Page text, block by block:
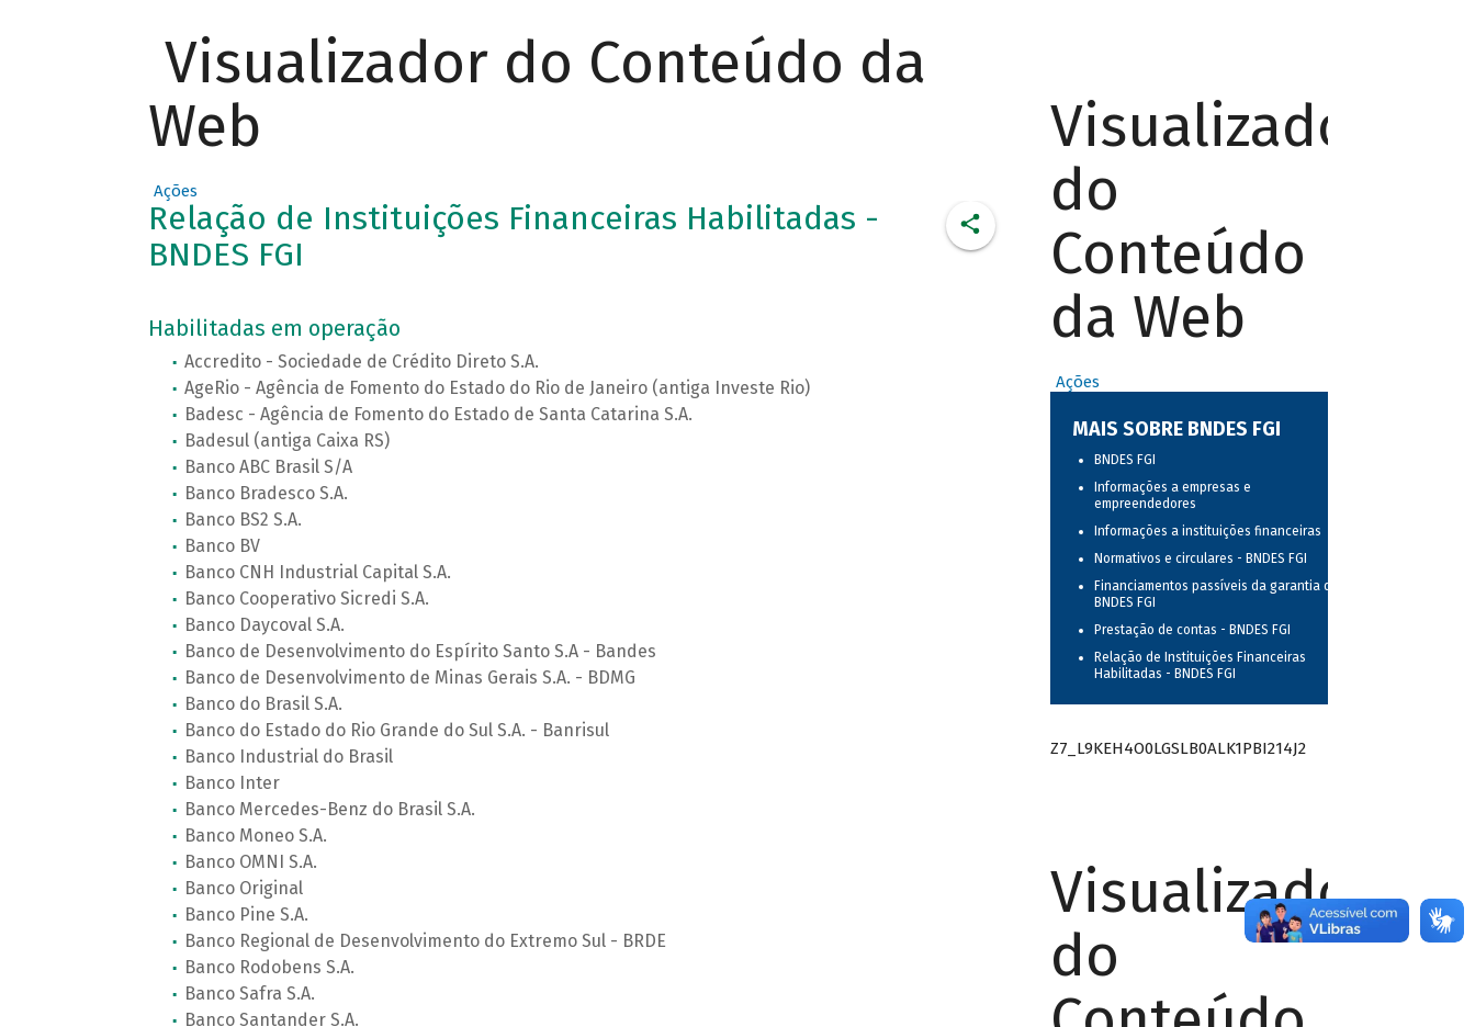
Visualizador do Conteúdo da
Web
Ações
Relação de Instituições Financeiras Habilitadas -
BNDES FGI
Habilitadas em operação
Accredito - Sociedade de Crédito Direto S.A.
AgeRio - Agência de Fomento do Estado do Rio de Janeiro (antiga Investe Rio)
Badesc - Agência de Fomento do Estado de Santa Catarina S.A.
Badesul (antiga Caixa RS)
Banco ABC Brasil S/A
Banco Bradesco S.A.
Banco BS2 S.A.
Banco BV
Banco CNH Industrial Capital S.A.
Banco Cooperativo Sicredi S.A.
Banco Daycoval S.A.
Banco de Desenvolvimento do Espírito Santo S.A - Bandes
Banco de Desenvolvimento de Minas Gerais S.A. - BDMG
Banco do Brasil S.A.
Banco do Estado do Rio Grande do Sul S.A. - Banrisul
Banco Industrial do Brasil
Banco Inter
Banco Mercedes-Benz do Brasil S.A.
Banco Moneo S.A.
Banco OMNI S.A.
Banco Original
Banco Pine S.A.
Banco Regional de Desenvolvimento do Extremo Sul - BRDE
Banco Rodobens S.A.
Banco Safra S.A.
Banco Santander S.A.
Visualizador
do
Conteúdo
da Web
Ações
MAIS SOBRE BNDES FGI
BNDES FGI
Informações a empresas e
empreendedores
Informações a instituições financeiras
Normativos e circulares - BNDES FGI
Financiamentos passíveis da garantia do
BNDES FGI
Prestação de contas - BNDES FGI
Relação de Instituições Financeiras
Habilitadas - BNDES FGI
Z7_L9KEH4O0LGSLB0ALK1PBI214J2
Visualizador
do